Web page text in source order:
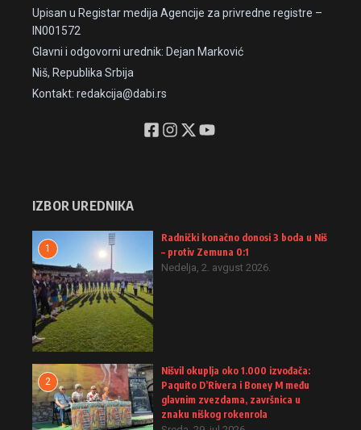
Upisan u Registar medija Agencije za privredne registre –
IN001572
Glavni i odgovorni urednik: Dejan Marković
Niš, Republika Srbija
Kontakt: redakcija@dabi.rs
IZBOR UREDNIKA
1
Radnički konačno donosi 3 boda u Niš
– protiv Zemuna 0:1
Nedelja, 2. avgust 2026.
2
Nišvil okuplja oko 1.000 izvođača:
Paquito D’Rivera i Boney M među
glavnim zvezdama, završnica u
znaku niškog rokenrola